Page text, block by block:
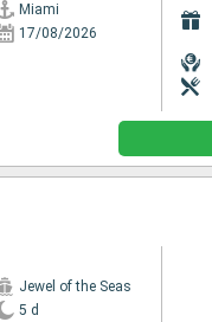
Miami
17/08/2026
Jewel of the Seas
5 d